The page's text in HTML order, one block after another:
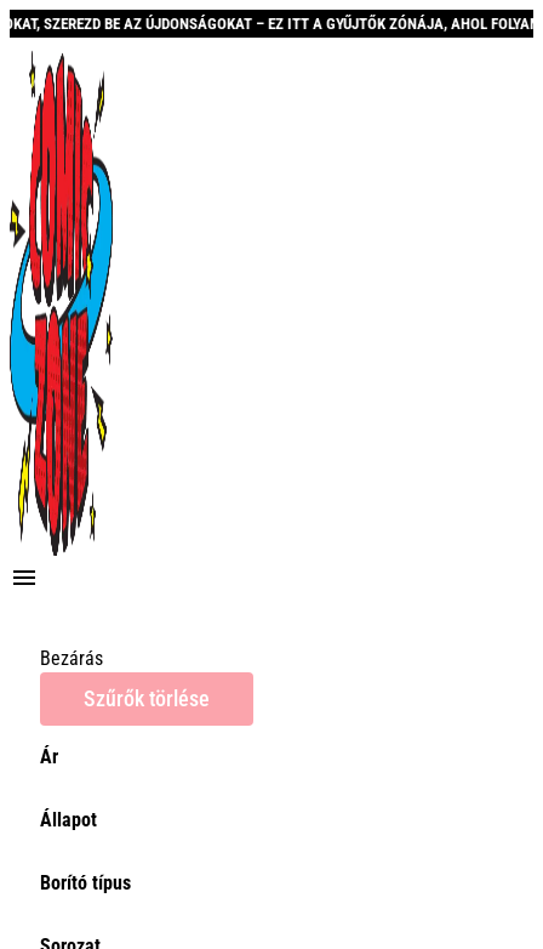
BE AZ ÚJDONSÁGOKAT – EZ ITT A GYŰJTŐK ZÓNÁJA, AHOL
Bezárás
Szűrők törlése
Ár
Ár
Állapot
Borító típus